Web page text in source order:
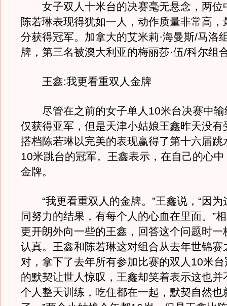
女子双人十米台的决赛毫无悬念，两位
陈若琳表现得犹如一人，动作质量非常高
分获得冠军。加拿大的艾米莉·海曼斯/马洛
牌，第三名被澳大利亚的梅丽莎·伍/科尔组
王鑫:我更看重双人金牌
尽管在之前的女子单人10米台决赛中输
仅获得亚军，但是天津小姑娘王鑫昨天没有
搭档陈若琳以完美的表现赢得了第十六届跳
10米跳台的冠军。王鑫表示，在自己的心
金牌。
“我更看重双人的金牌。”王鑫说，“因为
同努力的结果，有每个人的心血在里面。”
更开朗外向一些的王鑫，回答这个问题时一
认真。王鑫和陈若琳这对组合从去年世锦赛
对，拿下了去年所有参加比赛的双人10米
的默契让世人惊叹，王鑫却笑着表示这也并
个人整天训练，吃住都在一起，默契自然也